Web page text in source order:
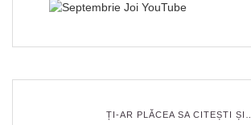
ȚI-AR PLĂCEA SA CITEȘTI ȘI…